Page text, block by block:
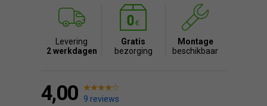
Levering
2 werkdagen
Gratis
bezorging
Montage
beschikbaar
4,00 9 reviews